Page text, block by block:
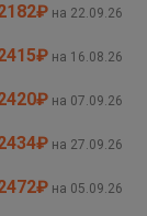
₽ на 22.09.26
₽ на 16.08.26
₽ на 07.09.26
₽ на 27.09.26
₽ на 05.09.26